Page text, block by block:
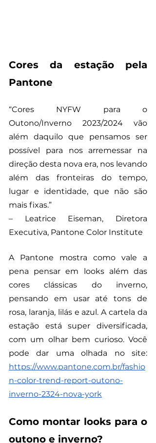
Cores da estação pela
Pantone
“Cores NYFW para o
Outono/Inverno 2023/2024 vão
além daquilo que pensamos ser
possível para nos arremessar na
direção desta nova era, nos levando
além das fronteiras do tempo,
lugar e identidade, que não são
mais fixas.”
– Leatrice Eiseman, Diretora
Executiva, Pantone Color Institute
A Pantone mostra como vale a
pena pensar em looks além das
cores clássicas do inverno,
pensando em usar até tons de
rosa, laranja, lilás e azul. A cartela da
estação está super diversificada,
com um olhar bem curioso. Você
https://www.pantone.com.br/fashio
n-color-trend-report-outono-
inverno-2324-nova-york
Como montar looks para o
outono e inverno?